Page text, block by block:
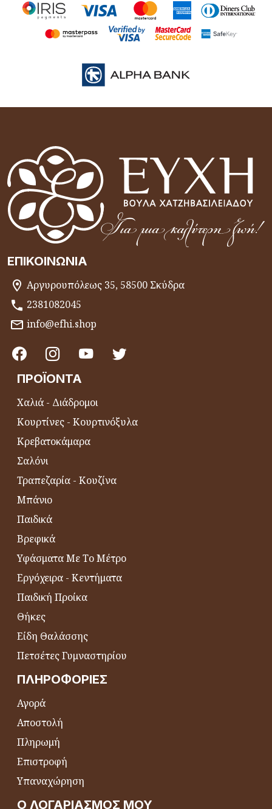
ΕΠΙΚΟΙΝΩΝΊΑ
Αργυρουπόλεως 35, 58500 Σκύδρα
2381082045
info@efhi.shop
ΠΡΟΪΌΝΤΑ
Χαλιά - Διάδρομοι
Κουρτίνες - Κουρτινόξυλα
Κρεβατοκάμαρα
Σαλόνι
Τραπεζαρία - Κουζίνα
Μπάνιο
Παιδικά
Βρεφικά
Υφάσματα Με Το Μέτρο
Εργόχειρα - Κεντήματα
Παιδική Προίκα
Θήκες
Είδη Θαλάσσης
Πετσέτες Γυμναστηρίου
ΠΛΗΡΟΦΟΡΊΕΣ
Αγορά
Αποστολή
Πληρωμή
Επιστροφή
Υπαναχώρηση
Ο ΛΟΓΑΡΙΑΣΜΌΣ ΜΟΥ